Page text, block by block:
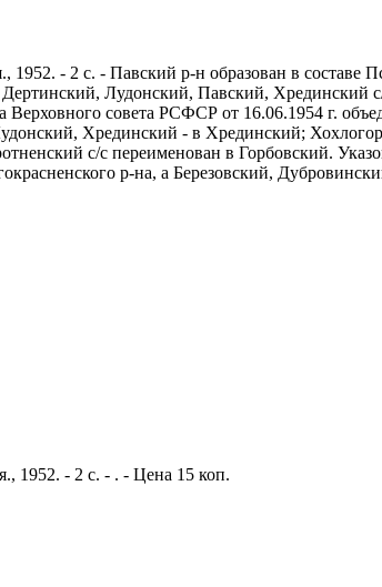
- 2 с. - Павский р-н образован в составе
Лудонский, Павский, Хрединский
совета РСФСР от 16.06.1954 г.
Хрединский - в Хрединский;
с/с переименован в Горбовский.
р-на, а Березовский,
1952. - 2 с. - . - Цена 15 коп.